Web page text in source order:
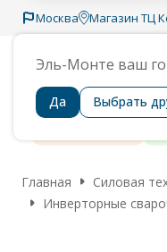
Москва
Эль-Монте ваш
Да Выбрать
Магазин ТЦ
Главная Силовая
Инверторные